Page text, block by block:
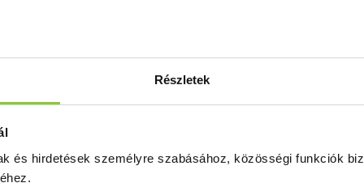
Részletek
és hirdetések személyre szabásához, közösségi funkciók